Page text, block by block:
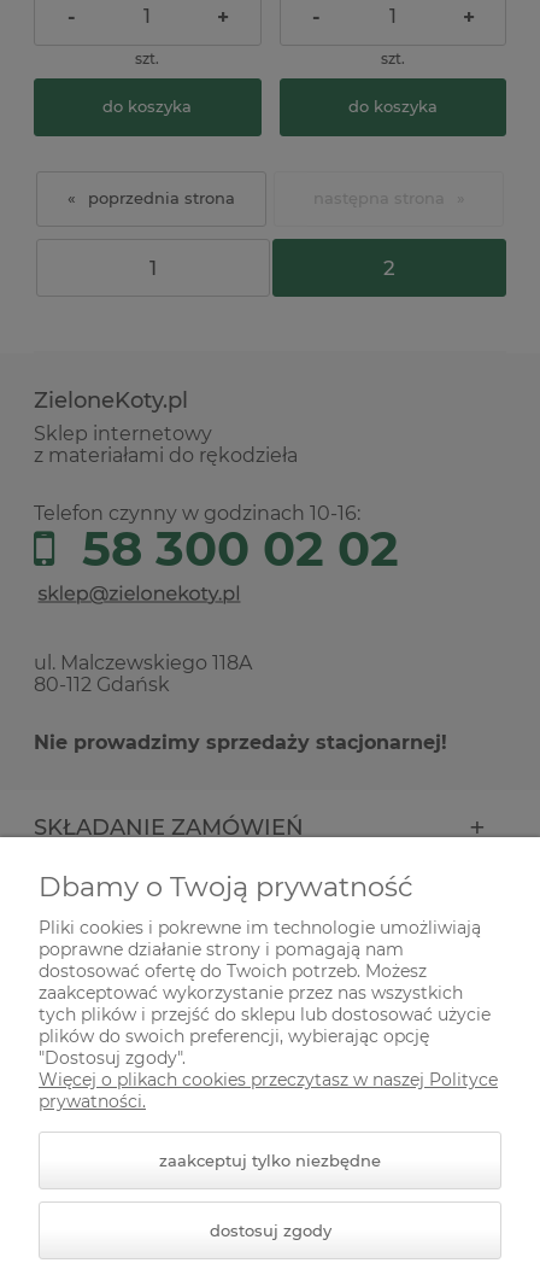
- +
szt.
do koszyka
- +
szt.
do koszyka
«
1 2
ZieloneKoty.pl
Sklep internetowy
z materiałami do rękodzieła
Telefon czynny w godzinach 10-16:
58 300 02 02
ul. Malczewskiego 118A
80-112 Gdańsk
Nie prowadzimy sprzedaży stacjonarnej!
SKŁADANIE ZAMÓWIEŃ
INFORMACJE
ODWIEDŹ NAS NA
Styl graficzny ShopGadget.pl
Sklep internetowy Shoper
Dbamy o Twoją prywatność
Pliki cookies i pokrewne im technologie umożliwiają
poprawne działanie strony i pomagają nam
dostosować ofertę do Twoich potrzeb. Możesz
zaakceptować wykorzystanie przez nas wszystkich
tych plików i przejść do sklepu lub dostosować użycie
plików do swoich preferencji, wybierając opcję
"Dostosuj zgody".
Więcej o plikach cookies przeczytasz w naszej Polityce
prywatności.
zaakceptuj tylko niezbędne
dostosuj zgody